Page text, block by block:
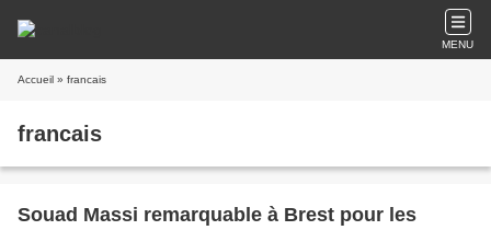
MENU
Accueil » francais
francais
Souad Massi remarquable à Brest pour les